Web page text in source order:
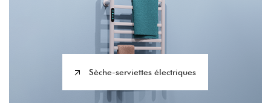
Sèche-serviettes électriques